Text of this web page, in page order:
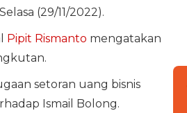
(29/11/2022).
Pipit Rismanto mengatakan
setoran uang bisnis
Ismail Bolong.